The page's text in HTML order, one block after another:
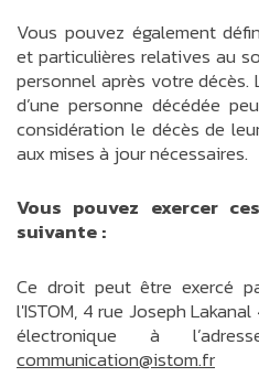
Vous pouvez également
et particulières relatives au
personnel après votre décès.
d’une personne décédée
considération le décès de
aux mises à jour nécessaires.
Vous pouvez exercer
suivante :
Ce droit peut être exercé
l'ISTOM, 4 rue Joseph
électronique à
communication@istom.fr